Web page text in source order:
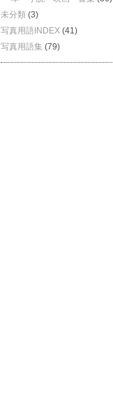
未分類 (3)
写真用語INDEX (41)
写真用語集 (79)